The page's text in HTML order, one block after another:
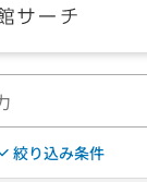
絞り込み条件